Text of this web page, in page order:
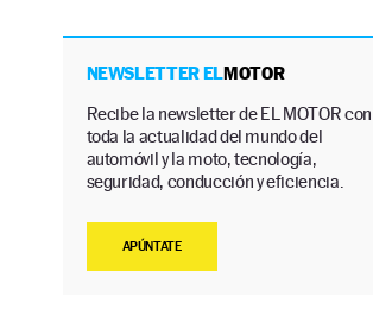
NEWSLETTER ELMOTOR
Recibe la newsletter de EL MOTOR con
toda la actualidad del mundo del
automóvil y la moto, tecnología,
seguridad, conducción y eficiencia.
APÚNTATE